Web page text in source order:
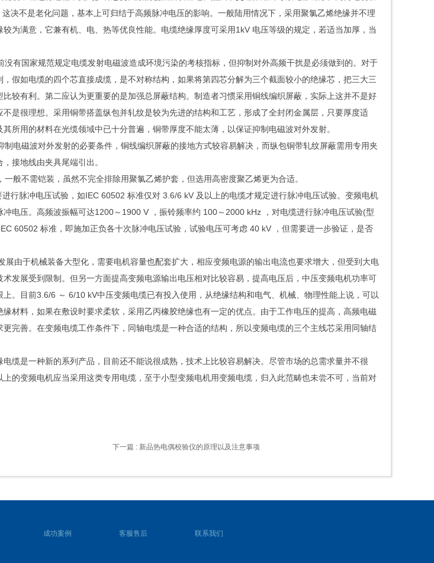
决不是老化问题，基本上可归结于高频脉冲电压的影响。一般陆用情况下，采用聚氯乙烯绝缘并不理
为满意，它兼有机、电、热等优良性能。电缆绝缘厚度可采用1kV 电压等级的规定，若适当加厚，当
国家规范规定电缆发射电磁波造成环境污染的考核指标，但抑制对外高频干扰是必须做到的。对于
假如电缆的四个芯直接成缆，是不对称结构，如果将第四芯分解为三个截面较小的绝缘芯，把三大三
较有利。第二应认为更重要的是加强总屏蔽结构。制造者习惯采用铜线编织屏蔽，实际上这并不是好
是很理想。采用铜带搭盖纵包并轧纹是较为先进的结构和工艺，形成了全封闭金属层，只要厚度适
所用的材料在光缆领域中已十分普遍，铜带厚度不能太薄，以保证抑制电磁波对外发射。
磁波对外发射的必要条件，铜线编织屏蔽的接地方式较容易解决，而纵包铜带轧纹屏蔽需用专用夹
接地线由夹具尾端引出。
不需铠装，虽然不完全排除用聚氯乙烯护套，但选用高密度聚乙烯更为合适。
脉冲电压试验，如IEC 60502 标准仅对 3.6/6 kV 及以上的电缆才规定进行脉冲电压试验。变频电机
电压。高频波振幅可达1200～1900 V ，振铃频率约 100～2000 kHz ，对电缆进行脉冲电压试验(型
60502 标准，即施加正负各十次脉冲电压试验，试验电压可考虑 40 kV ，但需要进一步验证，是否
于机械装备大型化，需要电机容量也配套扩大，相应变频电源的输出电流也要求增大，但受到大电
发展受到限制。但另一方面提高变频电源输出电压相对比较容易，提高电压后，中压变频电机功率可
。目前3.6/6 ～ 6/10 kV中压变频电缆已有投入使用，从绝缘结构和电气、机械、物理性能上说，可以
材料，如果在敷设时要求柔软，采用乙丙橡胶绝缘也有一定的优点。由于工作电压的提高，高频电磁
完善。在变频电缆工作条件下，同轴电缆是一种合适的结构，所以变频电缆的三个主线芯采用同轴结
是一种新的系列产品，目前还不能说很成熟，技术上比较容易解决。尽管市场的总需求量并不很
的变频电机应当采用这类专用电缆，至于小型变频电机用变频电缆，归入此范畴也未尝不可，当前对
下一篇 : 新品热电偶校验仪的原理以及注意事项
成功案例 客服售后 联系我们